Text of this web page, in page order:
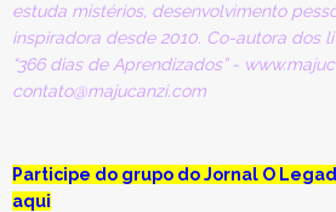
estuda mistérios, desenvolvimento
inspiradora desde 2010. Co-autora dos
“366 dias de Aprendizados” -
contato@majucanzi.com
Participe do grupo do Jornal O
aqui